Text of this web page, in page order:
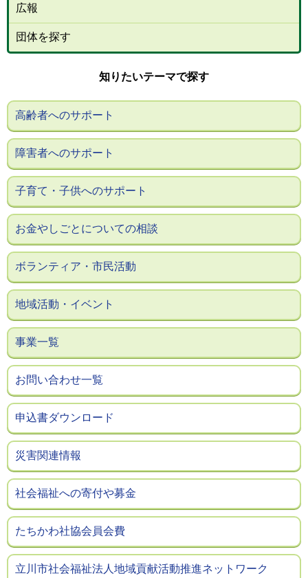
広報
団体を探す
知りたいテーマで探す
高齢者へのサポート
障害者へのサポート
子育て・子供へのサポート
お金やしごとについての相談
ボランティア・市民活動
地域活動・イベント
事業一覧
お問い合わせ一覧
申込書ダウンロード
災害関連情報
社会福祉への寄付や募金
たちかわ社協会員会費
立川市社会福祉法人地域貢献活動推進ネットワーク